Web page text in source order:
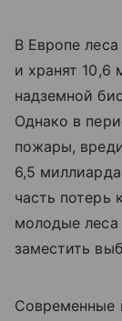
В Европе
и хранят 10,6
надземной
Однако в
пожары,
6,5
часть потерь
молодые леса
заместить
Современные